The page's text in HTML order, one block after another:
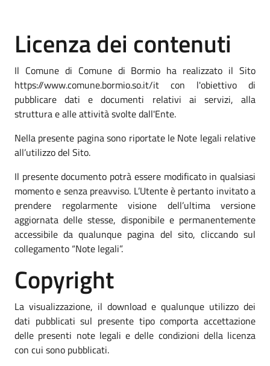
Licenza dei contenuti
Il Comune di Comune di Bormio ha realizzato il Sito
https://www.comune.bormio.so.it/it con l'obiettivo di
pubblicare dati e documenti relativi ai servizi, alla
struttura e alle attività svolte dall'Ente.
Nella presente pagina sono riportate le Note legali relative
all’utilizzo del Sito.
Il presente documento potrà essere modificato in qualsiasi
momento e senza preavviso. L’Utente è pertanto invitato a
prendere regolarmente visione dell’ultima versione
aggiornata delle stesse, disponibile e permanentemente
accessibile da qualunque pagina del sito, cliccando sul
collegamento “Note legali”.
Copyright
La visualizzazione, il download e qualunque utilizzo dei
dati pubblicati sul presente tipo comporta accettazione
delle presenti note legali e delle condizioni della licenza
con cui sono pubblicati.